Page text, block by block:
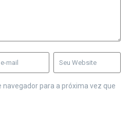
para a próxima vez que